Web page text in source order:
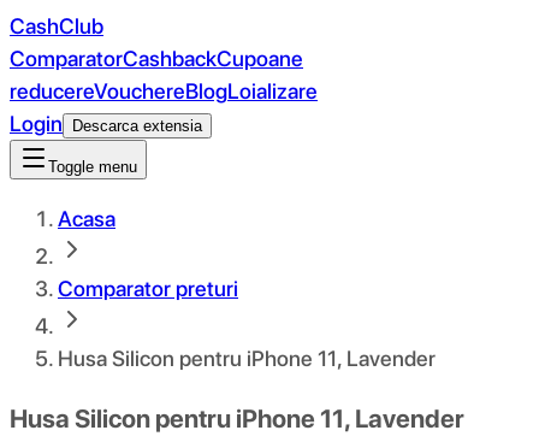
CashClub
ComparatorCashbackCupoane
reducereVouchereBlogLoializare
Login
Descarca extensia
Toggle menu
Acasa
Comparator preturi
Husa Silicon pentru iPhone 11, Lavender
Husa Silicon pentru iPhone 11, Lavender